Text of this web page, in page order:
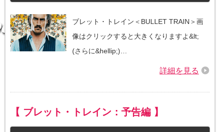
ブレット・トレイン＜BULLET TRAIN＞画
像はクリックすると大きくなりますよ&lt;
(さらに&hellip;)…
詳細を見る
【 ブレット・トレイン：予告編 】